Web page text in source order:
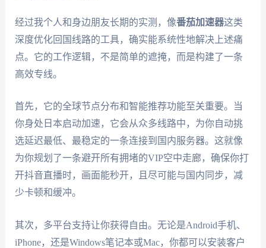
经过我个人和身边朋友长期的实测，像番茄加速器这类
深度优化回国线路的工具，确实能系统性地解决上述痛
点。它的工作逻辑，不是简单的遮掩，而是构建了一条
高效专线。
首先，它的全球节点分布和智能推荐功能至关重要。当
你身处日本启动加速，它会从众多线路中，为你自动挑
选延迟最低、最稳定的一条连接到国内服务器。这就像
为你规划了一条避开所有拥堵的VIP空中走廊，确保你打
开抖音直播时，画面能秒开，且尽可能与国内同步，减
少卡顿和缓冲。
其次，多平台支持让你获得自由。无论是Android手机、
iPhone，还是Windows笔记本或Mac，你都可以安装客户